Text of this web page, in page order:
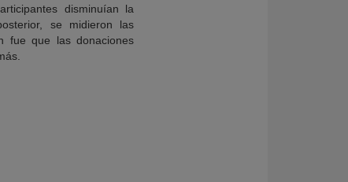
disminuían la
se midieron las
fue que las donaciones